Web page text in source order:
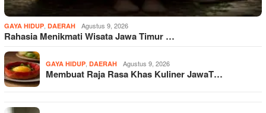
GAYA HIDUP DAERAH Agustus 9, 2026
Rahasia Menikmati Wisata Jawa Timur …
GAYA HIDUP DAERAH Agustus 9, 2026
Membuat Raja Rasa Khas Kuliner JawaT…